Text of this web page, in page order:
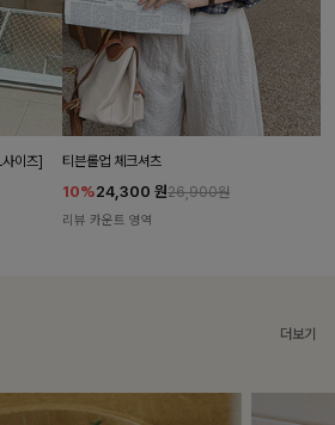
이즈] 티븐롤업 체크셔츠
10%24,300 원26,900원
리뷰 카운트 영역
더보기